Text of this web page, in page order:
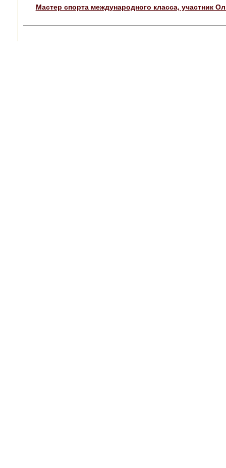
Мастер спорта международного класса, участник